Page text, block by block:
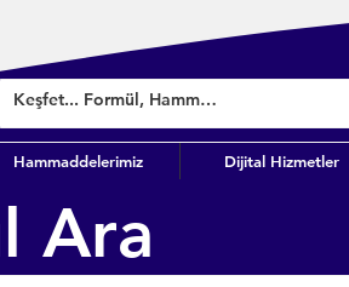
Hammaddelerimiz Dijital Hizmetler
Ara